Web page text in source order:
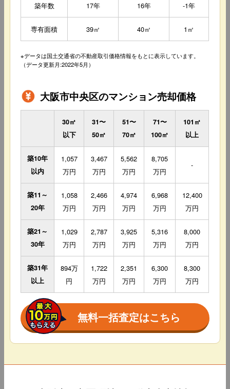
築年数 17年 16年 -1年
専有面積 39㎡ 40㎡ 1㎡
※データは国土交通省の不動産取引価格情報をもとに表示しています。
（データ更新月:2022年5月）
大阪市中央区のマンション売却価格
30㎡
以下
31〜
50㎡
51〜
70㎡
71〜
100㎡
101㎡
以上
築10年
以内
1,057
万円
3,467
万円
5,562
万円
8,705
万円
-
築11～
20年
1,058
万円
2,466
万円
4,974
万円
6,968
万円
12,400
万円
築21～
30年
1,029
万円
2,787
万円
3,925
万円
5,316
万円
8,000
万円
築31年
以上
894万
円
1,722
万円
2,351
万円
6,300
万円
8,300
万円
無料一括査定はこちら